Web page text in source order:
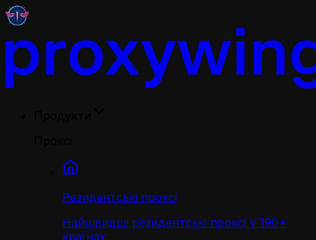
Резидентські проксі
Найшвидші резидентські проксі у 190+
країнах.